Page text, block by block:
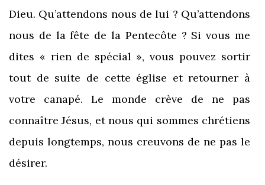
Dieu. Qu’attendons nous de lui ? Qu’attendons
nous de la fête de la Pentecôte ? Si vous me
dites « rien de spécial », vous pouvez sortir
tout de suite de cette église et retourner à
votre canapé. Le monde crève de ne pas
connaître Jésus, et nous qui sommes chrétiens
depuis longtemps, nous creuvons de ne pas le
désirer.